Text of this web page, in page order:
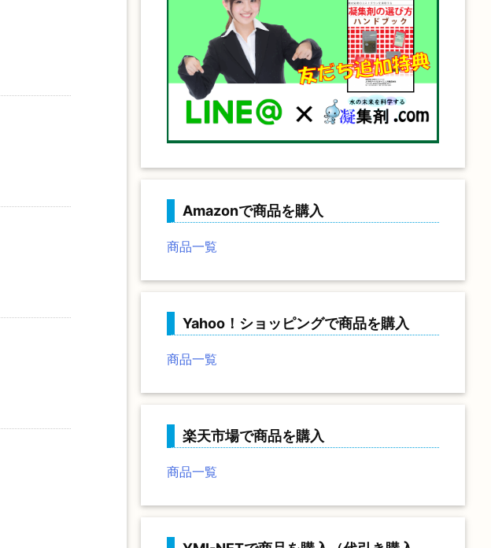
Amazonで商品を購入
商品一覧
Yahoo！ショッピングで商品を購入
商品一覧
楽天市場で商品を購入
商品一覧